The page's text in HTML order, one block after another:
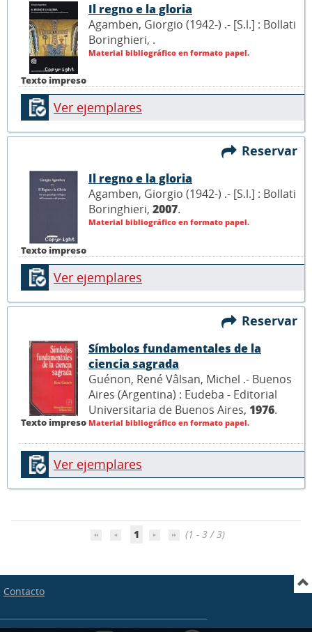
Texto impreso
Il regno e la gloria
Agamben, Giorgio (1942-) .- [S.l.] : Bollati
Boringhieri, .
Material bibliográfico en formato papel.
Ver ejemplares
Reservar
Texto impreso
Il regno e la gloria
Agamben, Giorgio (1942-) .- [S.l.] : Bollati
Boringhieri, 2007.
Material bibliográfico en formato papel.
Ver ejemplares
Reservar
Texto impreso
Símbolos fundamentales de la
ciencia sagrada
Guénon, René Vâlsan, Michel .- Buenos
Aires (Argentina) : Eudeba - Editorial
Universitaria de Buenos Aires, 1976.
Material bibliográfico en formato papel.
Ver ejemplares
1 (1 - 3 / 3)
Contacto